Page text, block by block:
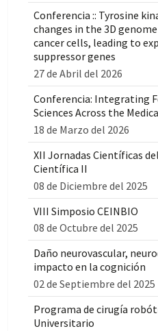
Conferencia :: Tyrosine
changes in the 3D
cancer cells, leading to
suppressor genes
27 de Abril del 2026
Conferencia: Integrating
Sciences Across the
18 de Marzo del 2026
XII Jornadas Científicas
Científica II
08 de Diciembre del 2025
VIII Simposio CEINBIO
08 de Octubre del 2025
Daño neurovascular,
impacto en la cognición
02 de Septiembre del 2025
Programa de cirugía
Universitario